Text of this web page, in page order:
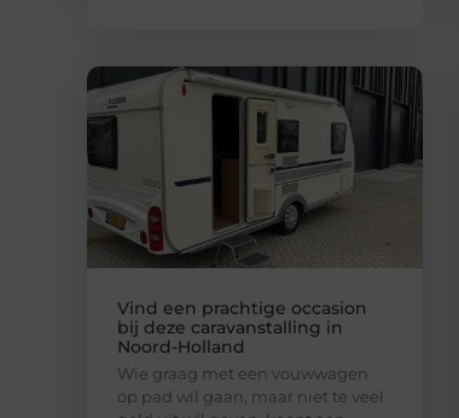
Vind een prachtige occasion
bij deze caravanstalling in
Noord-Holland
Wie graag met een vouwwagen
op pad wil gaan, maar niet te veel